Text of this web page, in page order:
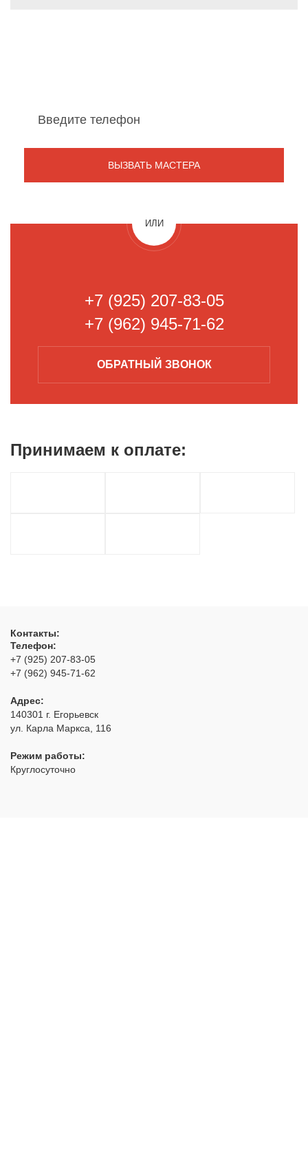
ИЛИ
+7 (925) 207-83-05
+7 (962) 945-71-62
ОБРАТНЫЙ ЗВОНОК
Принимаем к оплате:
Контакты:
Телефон:
+7 (925) 207-83-05
+7 (962) 945-71-62
Адрес:
140301 г. Егорьевск
ул. Карла Маркса, 116
Режим работы:
Круглосуточно